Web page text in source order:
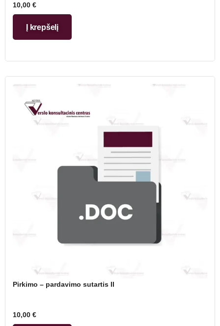
10,00 €
Į krepšelį
Pirkimo – pardavimo sutartis II
10,00 €